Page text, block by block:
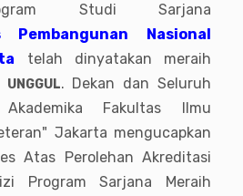
Studi Sarjana
Pembangunan Nasional
telah dinyatakan meraih
UNGGUL. Dekan dan Seluruh
Fakultas Ilmu
Jakarta mengucapkan
Atas Perolehan Akreditasi
Program Sarjana Meraih